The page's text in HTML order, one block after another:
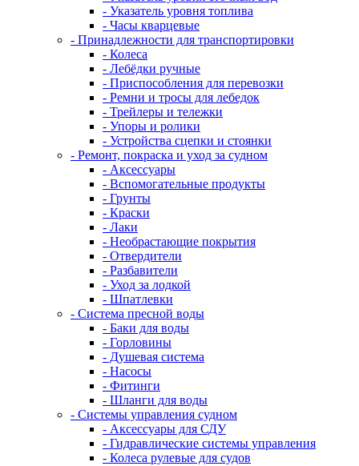
- Указатель уровня топлива
- Часы кварцевые
- Принадлежности для транспортировки
- Колеса
- Лебёдки ручные
- Приспособления для перевозки
- Ремни и тросы для лебедок
- Трейлеры и тележки
- Упоры и ролики
- Устройства сцепки и стоянки
- Ремонт, покраска и уход за судном
- Аксессуары
- Вспомогательные продукты
- Грунты
- Краски
- Лаки
- Необрастающие покрытия
- Отвердители
- Разбавители
- Уход за лодкой
- Шпатлевки
- Система пресной воды
- Баки для воды
- Горловины
- Душевая система
- Насосы
- Фитинги
- Шланги для воды
- Системы управления судном
- Аксессуары для СДУ
- Гидравлические системы управления
- Колеса рулевые для судов